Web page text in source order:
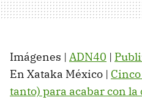
Imágenes | ADN40 |
En Xataka México |
tanto) para acabar con